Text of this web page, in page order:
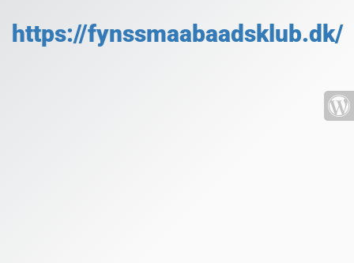
https://fynssmaabaadsklub.dk/